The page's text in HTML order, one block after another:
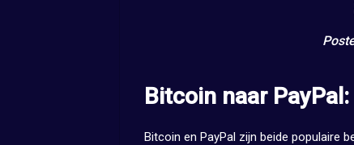
Bitcoin naar
Bitcoin en PayPal zijn beide populaire